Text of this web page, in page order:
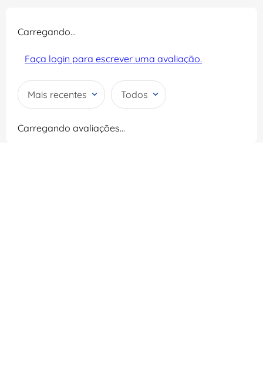
Carregando…
Faça login para escrever uma avaliação.
Mais recentes Todos
Carregando avaliações…